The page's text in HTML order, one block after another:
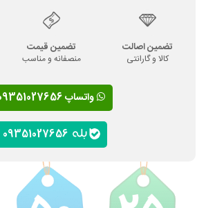
تضمین اصالت
کالا و گارانتی
تضمین قیمت
منصفانه و مناسب
واتساپ 09351027656